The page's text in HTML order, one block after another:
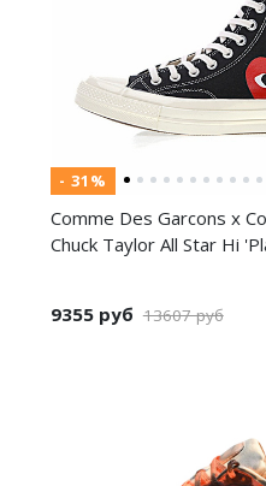
- 31%
Comme Des Garcons x
Chuck Taylor All Star Hi
9355 руб 13607 руб